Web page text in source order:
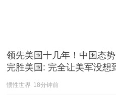
领先美国十几年！中国态
完胜美国: 完全让美军没想
惯性世界 18分钟前